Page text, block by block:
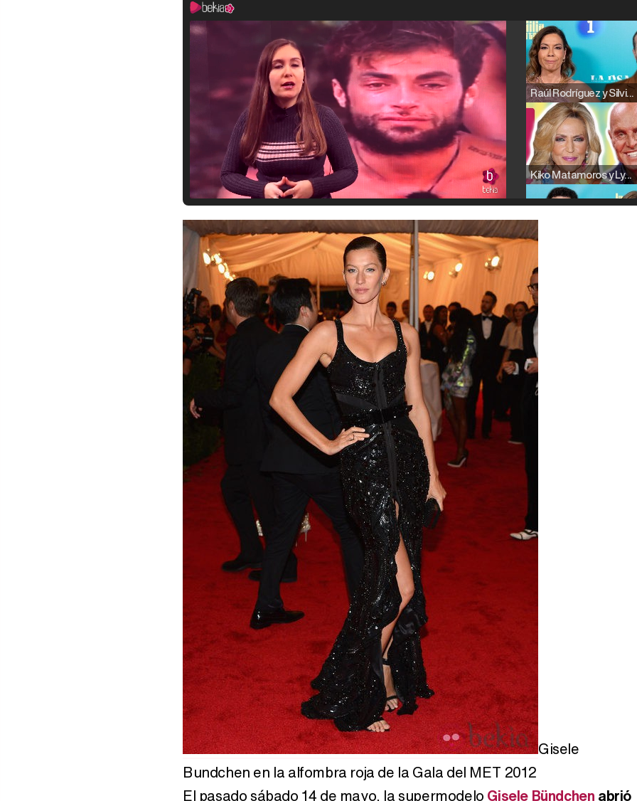
Raúl Rodríguez y Silvia Taulés nos cuentan su papel en 'La familia de la tele'
Kiko Matamoros y Lydia Lozano: "Nuestro público es de todas las edades y RTVE tiene un público muy pegado a las novelas, al que tenemos que captar"
Gisele
Bundchen en la alfombra roja de la Gala del MET 2012
El pasado sábado 14 de mayo, la supermodelo Gisele Bündchen abrió